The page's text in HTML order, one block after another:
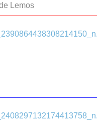
Lemos